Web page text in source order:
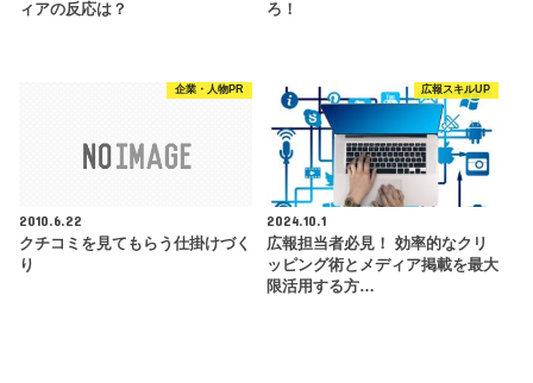
ィアの反応は？
ろ！
企業・人物PR
2010.6.22
クチコミを見てもらう仕掛けづく
り
広報スキルUP
2024.10.1
広報担当者必見！ 効率的なクリ
ッピング術とメディア掲載を最大
限活用する方…